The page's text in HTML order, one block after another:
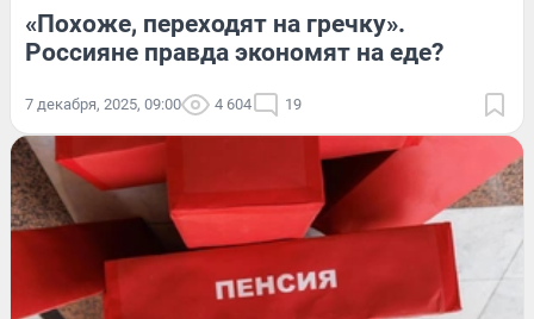
«Похоже, переходят на гречку».
Россияне правда экономят на еде?
7 декабря, 2025, 09:00 4 604 19